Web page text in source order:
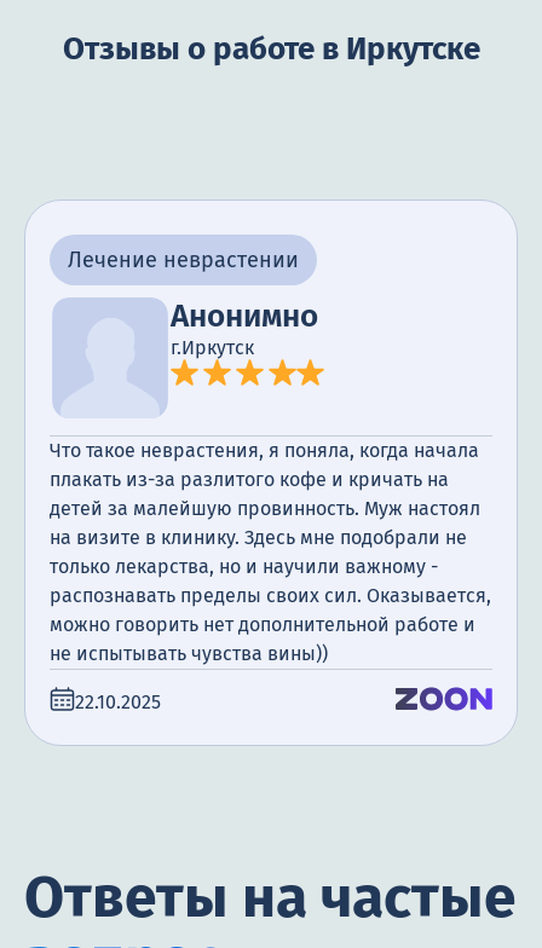
Отзывы о работе в Иркутске
Лечение неврастении
Анонимно
г.Иркутск
Что такое неврастения, я поняла, когда начала
плакать из-за разлитого кофе и кричать на
детей за малейшую провинность. Муж настоял
на визите в клинику. Здесь мне подобрали не
только лекарства, но и научили важному -
распознавать пределы своих сил. Оказывается,
можно говорить нет дополнительной работе и
не испытывать чувства вины))
22.10.2025
Ответы на частые